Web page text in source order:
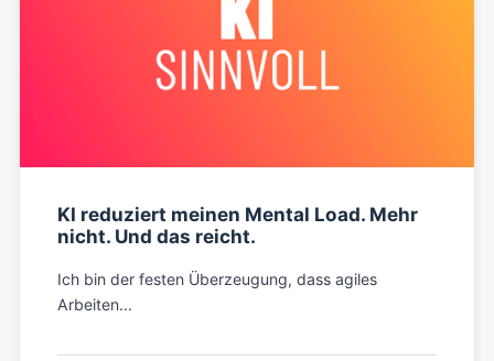
KI reduziert meinen Mental Load. Mehr
nicht. Und das reicht.
Ich bin der festen Überzeugung, dass agiles
Arbeiten...